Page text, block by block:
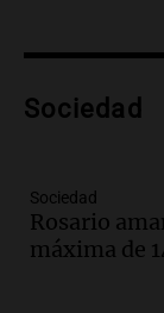
Audio.
sobre
Audio.
por el
en
Sociedad
Sociedad
Rosario
máxima de